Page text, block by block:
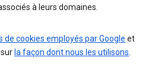
à leurs domaines.
de cookies employés par Google et
la façon dont nous les utilisons.